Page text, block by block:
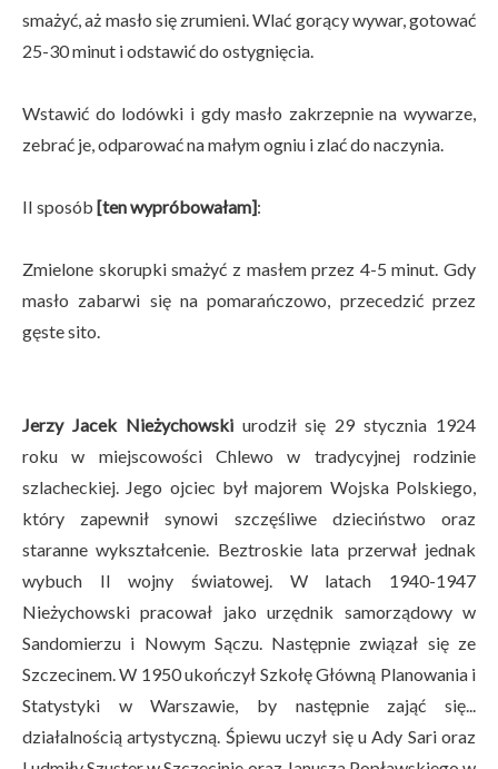
smażyć, aż masło się zrumieni. Wlać gorący wywar, gotować
25-30 minut i odstawić do ostygnięcia.
Wstawić do lodówki i gdy masło zakrzepnie na wywarze,
zebrać je, odparować na małym ogniu i zlać do naczynia.
II sposób [ten wypróbowałam]:
Zmielone skorupki smażyć z masłem przez 4-5 minut. Gdy
masło zabarwi się na pomarańczowo, przecedzić przez
gęste sito.
Jerzy Jacek Nieżychowskiurodził się 29 stycznia 1924
roku w miejscowości Chlewo w tradycyjnej rodzinie
szlacheckiej. Jego ojciec był majorem Wojska Polskiego,
który zapewnił synowi szczęśliwe dzieciństwo oraz
staranne wykształcenie. Beztroskie lata przerwał jednak
wybuch II wojny światowej. W latach 1940-1947
Nieżychowski pracował jako urzędnik samorządowy w
Sandomierzu i Nowym Sączu. Następnie związał się ze
Szczecinem. W 1950 ukończył Szkołę Główną Planowania i
Statystyki w Warszawie, by następnie zająć się...
działalnością artystyczną. Śpiewu uczył się u Ady Sari oraz